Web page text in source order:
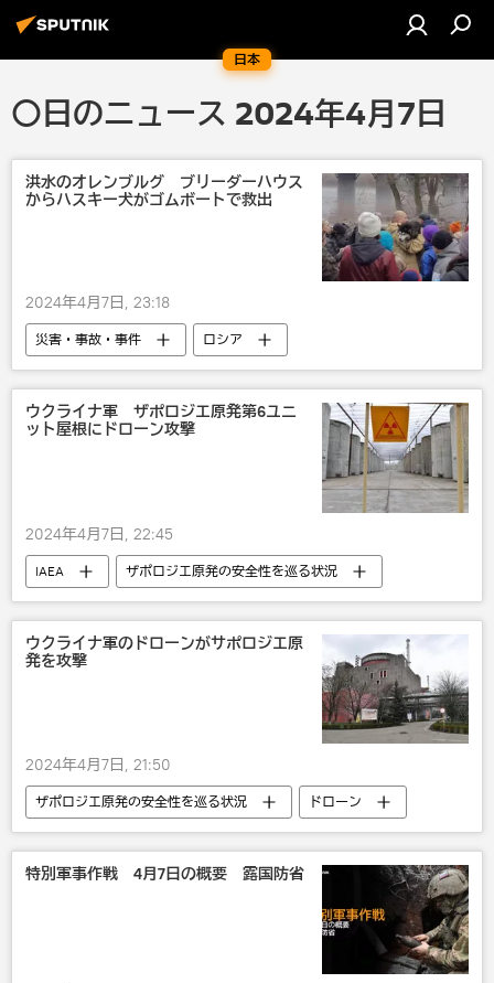
日本
〇日のニュース 2024年4月7日
洪水のオレンブルグ ブリーダーハウス
からハスキー犬がゴムボートで救出
2024年4月7日, 23:18
災害・事故・事件 ロシア
ウクライナ軍 ザポロジエ原発第6ユニ
ット屋根にドローン攻撃
2024年4月7日, 22:45
IAEA
ザポロジエ原発の安全性を巡る状況
ウクライナ
軍事 ロシア
ウクライナ軍のドローンがサポロジエ原
発を攻撃
2024年4月7日, 21:50
ザポロジエ原発の安全性を巡る状況
ドローン
ロシア
ウクライナ IAEA
特別軍事作戦 4月7日の概要 露国防省